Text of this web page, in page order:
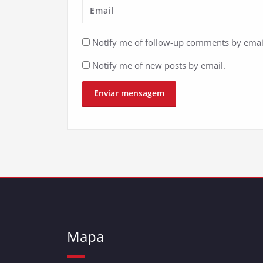
Notify me of follow-up comments by
Notify me of new posts by email.
Mapa